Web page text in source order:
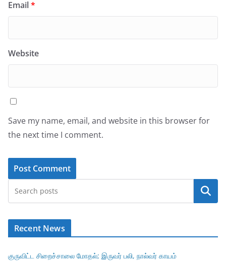
Email*
Website
Save my name, email, and website in this browser for
the next time I comment.
Search
Recent News
குருவிட்ட சிறைச்சாலை மோதல்; இருவர் பலி, நால்வர் காயம்